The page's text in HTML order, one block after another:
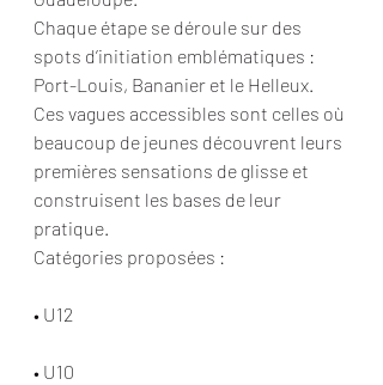
Chaque étape se déroule sur des
spots d’initiation emblématiques :
Port-Louis, Bananier et le Helleux.
Ces vagues accessibles sont celles où
beaucoup de jeunes découvrent leurs
premières sensations de glisse et
construisent les bases de leur
pratique.
Catégories proposées :
• U12
• U10